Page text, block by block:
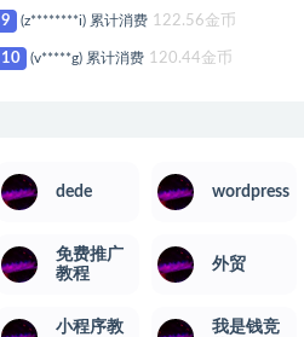
9 (z********i) 累计消费 122.56金币
10 (v*****g) 累计消费 120.44金币
dede wordpress
免费推广
教程
外贸
小程序教
我是钱竞